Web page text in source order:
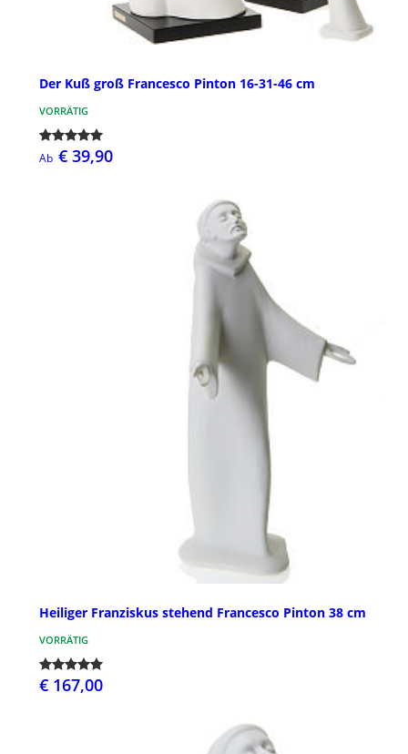
Der Kuß groß Francesco Pinton 16-31-46 cm
VORRÄTIG
Ab € 39,90
Heiliger Franziskus stehend Francesco Pinton 38 cm
VORRÄTIG
€ 167,00